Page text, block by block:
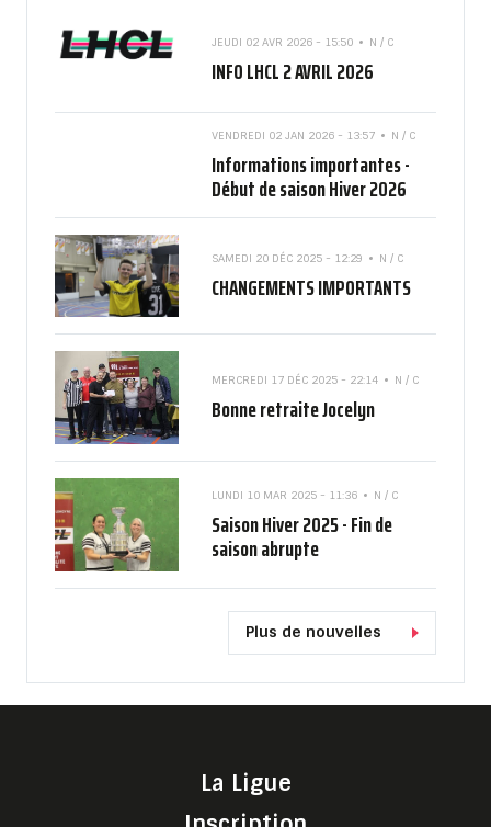
JEUDI 02 AVR 2026 - 15:50 N / C
INFO LHCL 2 AVRIL 2026
VENDREDI 02 JAN 2026 - 13:57 N / C
Informations importantes -
Début de saison Hiver 2026
SAMEDI 20 DÉC 2025 - 12:29 N / C
CHANGEMENTS IMPORTANTS
MERCREDI 17 DÉC 2025 - 22:14 N / C
Bonne retraite Jocelyn
LUNDI 10 MAR 2025 - 11:36 N / C
Saison Hiver 2025 - Fin de
saison abrupte
Plus de nouvelles
La Ligue